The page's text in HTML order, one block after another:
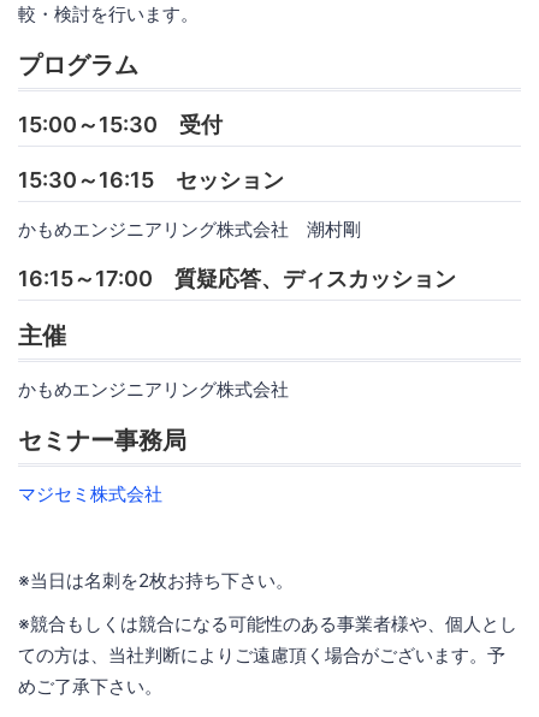
較・検討を行います。
プログラム
15:00～15:30 受付
15:30～16:15 セッション
かもめエンジニアリング株式会社 潮村剛
16:15～17:00 質疑応答、ディスカッション
主催
かもめエンジニアリング株式会社
セミナー事務局
マジセミ株式会社
※当日は名刺を2枚お持ち下さい。
※競合もしくは競合になる可能性のある事業者様や、個人とし
ての方は、当社判断によりご遠慮頂く場合がございます。予
めご了承下さい。